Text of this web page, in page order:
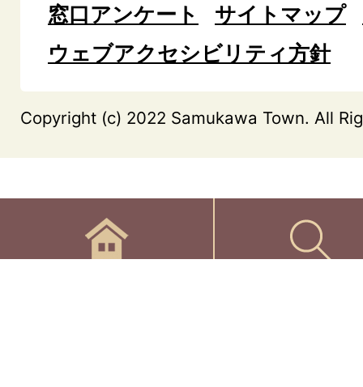
窓口アンケート
サイトマップ
ウェブアクセシビリティ方針
Copyright (c) 2022 Samukawa Town. All